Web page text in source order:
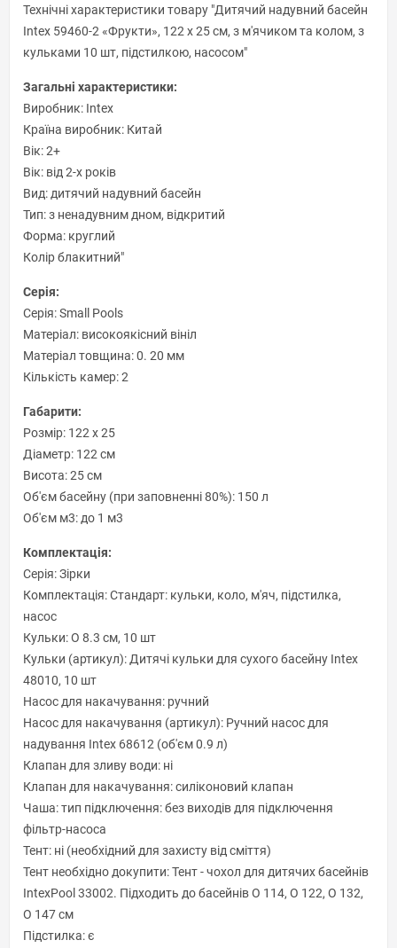
Технічні характеристики товару "Дитячий надувний басейн
Intex 59460-2 «Фрукти», 122 х 25 см, з м'ячиком та колом, з
кульками 10 шт, підстилкою, насосом"
Загальні характеристики:
Виробник: Intex
Країна виробник: Китай
Вік: 2+
Вік: від 2-х років
Вид: дитячий надувний басейн
Тип: з ненадувним дном, відкритий
Форма: круглий
Колір блакитний"
Серія:
Серія: Small Pools
Матеріал: високоякісний вініл
Матеріал товщина: 0. 20 мм
Кількість камер: 2
Габарити:
Розмір: 122 х 25
Діаметр: 122 см
Висота: 25 см
Об'єм басейну (при заповненні 80%): 150 л
Об'єм м3: до 1 м3
Комплектація:
Серія: Зірки
Комплектація: Стандарт: кульки, коло, м'яч, підстилка,
насос
Кульки: O 8.3 см, 10 шт
Кульки (артикул): Дитячі кульки для сухого басейну Intex
48010, 10 шт
Насос для накачування: ручний
Насос для накачування (артикул): Ручний насос для
надування Intex 68612 (об'єм 0.9 л)
Клапан для зливу води: ні
Клапан для накачування: силіконовий клапан
Чаша: тип підключення: без виходів для підключення
фільтр-насоса
Тент: ні (необхідний для захисту від сміття)
Тент необхідно докупити: Тент - чохол для дитячих басейнів
IntexPool 33002. Підходить до басейнів O 114, O 122, O 132,
O 147 см
Підстилка: є